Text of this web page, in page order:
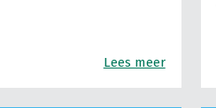
Lees meer